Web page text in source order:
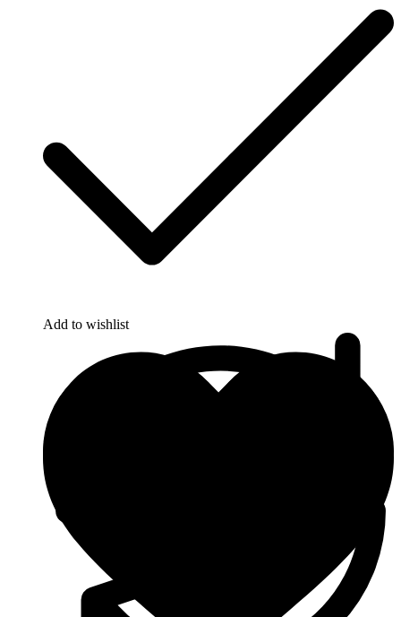
Add to wishlist